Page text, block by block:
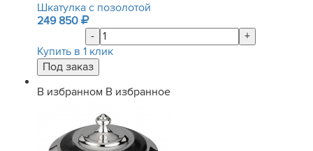
Шкатулка с позолотой
249 850
-
+
Купить в 1 клик
В избранном В избранное